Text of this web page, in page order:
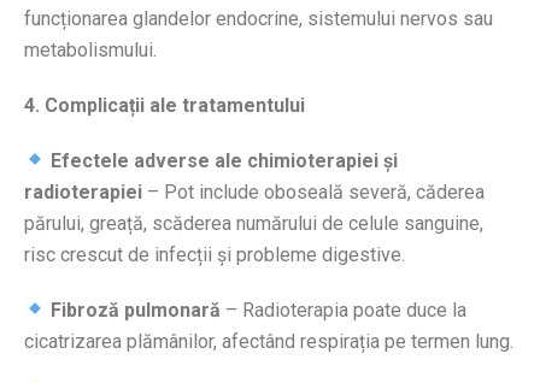
funcționarea glandelor endocrine, sistemului nervos sau
metabolismului.
4. Complicații ale tratamentului
Efectele adverse ale chimioterapiei și
radioterapiei – Pot include oboseală severă, căderea
părului, greață, scăderea numărului de celule sanguine,
risc crescut de infecții și probleme digestive.
Fibroză pulmonară – Radioterapia poate duce la
cicatrizarea plămânilor, afectând respirația pe termen lung.